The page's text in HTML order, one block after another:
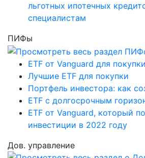
льготных ипотечных
специалистам
ПИФы
ETF от Vanguard для
Лучшие ETF для покупки
Портфель инвестора: как
ETF с долгосрочным
ETF от Vanguard, который
инвестиции в 2022 году
Дов. управление